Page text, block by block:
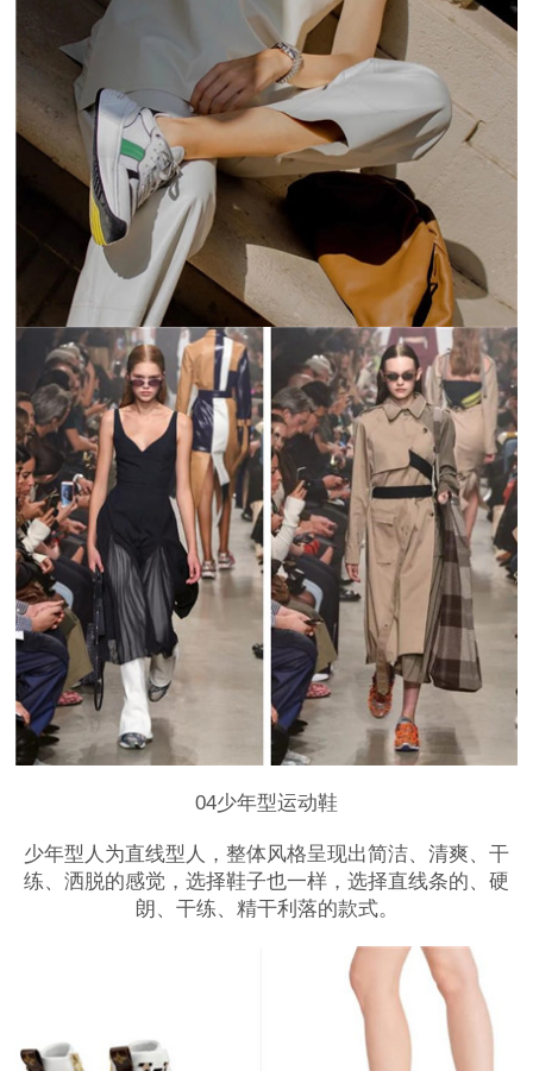
04少年型运动鞋
少年型人为直线型人，整体风格呈现出简洁、清爽、干
练、洒脱的感觉，选择鞋子也一样，选择直线条的、硬
朗、干练、精干利落的款式。